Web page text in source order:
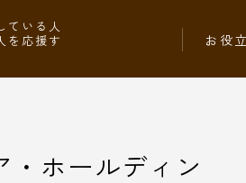
ている人
を応援す
お役
・ホールディン